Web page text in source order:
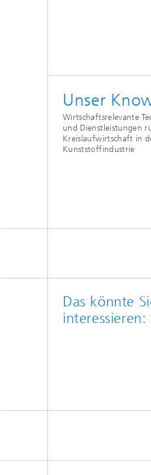
Unser
Wirtschaftsrelevante
und Dienstleistungen
Kreislaufwirtschaft in
Kunststoffindustrie
Das könnte
interessieren: